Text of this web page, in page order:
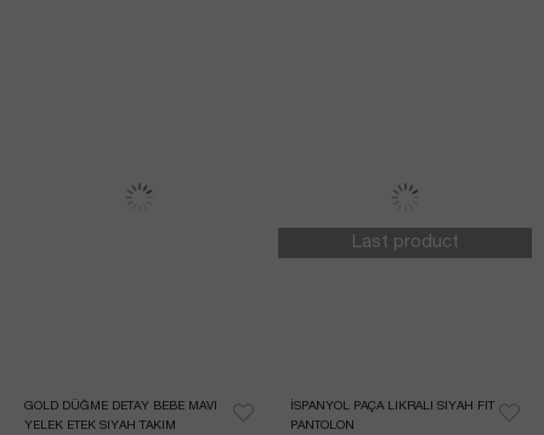
GOLD DÜĞME DETAY BEBE MAVI
YELEK ETEK SIYAH TAKIM
İSPANYOL PAÇA LIKRALI SIYAH FIT
PANTOLON
Last product